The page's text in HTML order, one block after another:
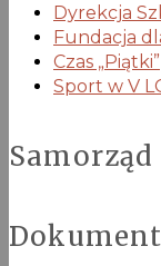
Dyrekcja
Fundacja
Czas „Piątki”
Sport w V